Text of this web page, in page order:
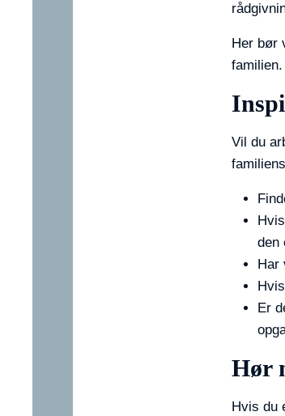
Her bør
familien.
Vil du
den
Har
Er
Hør
Hvis du